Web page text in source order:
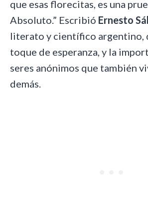
que esas florecitas, es una
Absoluto.” Escribió Ernesto
literato y científico argentino,
toque de esperanza, y la
seres anónimos que también
demás.